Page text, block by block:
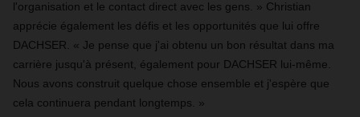
l'organisation et le contact direct avec les gens. » Christian
apprécie également les défis et les opportunités que lui offre
DACHSER. « Je pense que j'ai obtenu un bon résultat dans ma
carrière jusqu'à présent, également pour DACHSER lui-même.
Nous avons construit quelque chose ensemble et j'espère que
cela continuera pendant longtemps. »